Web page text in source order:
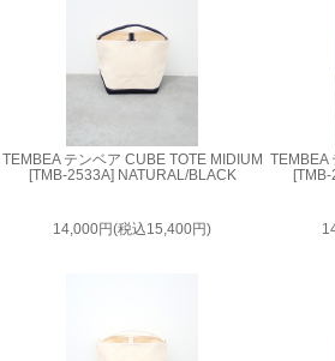
TEMBEA テンベア CUBE TOTE MIDIUM
[TMB-2533A] NATURAL/BLACK
14,000円(税込15,400円)
TEMBEA